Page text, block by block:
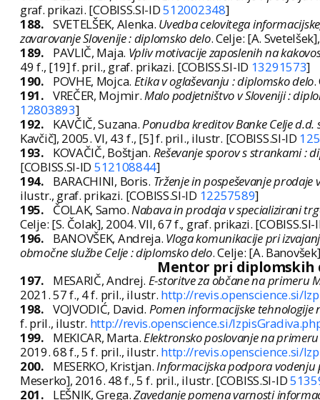
graf. prikazi. [COBISS.SI-ID512002348]
188. SVETELŠEK, Alenka. Uvedba celovitega
zavarovanje Slovenije : diplomsko delo. Celje: [A.
189.
PAVLIČ, Maja. Vpliv motivacije zaposlenih na
49 f., [19] f. pril., graf. prikazi. [COBISS.SI-ID 13291573]
190.
POVHE, Mojca. Etika v oglaševanju : diplomsko delo.
191. VREČER, Mojmir.Malo podjetništvo v Sloveniji :
12803893]
192.
KAVČIČ, Suzana.Ponudba kreditov Banke Celje
Kavčič], 2005. VI, 43 f., [5] f. pril., ilustr. [COBISS.SI-ID
193.
KOVAČIČ, Boštjan. Reševanje sporov s strankami :
[COBISS.SI-ID 512108844]
194.
BARACHINI, Boris. Trženje in pospeševanje prodaje
ilustr., graf. prikazi. [COBISS.SI-ID 12257589]
195.
ČOLAK, Samo.Nabava in prodaja v specializirani
Celje: [S. Čolak], 2004. VII, 67 f., graf. prikazi.
196.
BANOVŠEK, Andreja. Vloga komunikacije pri
območne službe Celje : diplomsko delo. Celje: [A.
Mentor pri diplomskih
197. MESARIČ, Andrej. E-storitve za občane na primeru
2021. 57 f., 4 f. pril., ilustr. http://revis.openscience.si/
198. VOJVODIĆ, David. Pomen informacijske tehnologije
f. pril., ilustr. http://revis.openscience.si/
199.
MEKICAR, Marta.Elektronsko poslovanje na
2019. 68 f., 5 f. pril., ilustr. http://revis.openscience.si/
200.
MESERKO, Kristjan.Informacijska podpora vodenju
Meserko], 2016. 48 f., 5 f. pril., ilustr. [COBISS.SI-ID
201.
LEŠNIK, Grega.Zavedanje pomena varnosti